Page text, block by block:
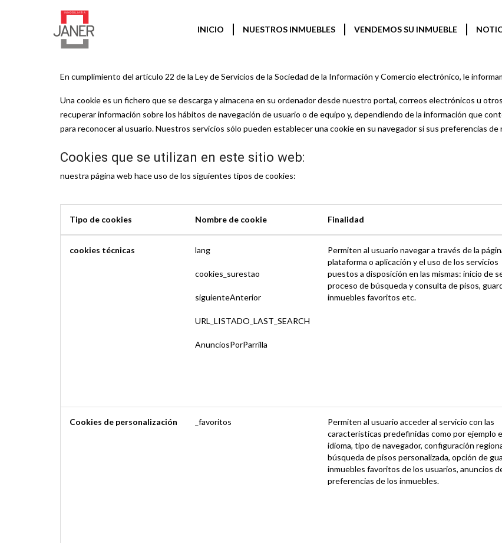
INICIO NUESTROS INMUEBLES VENDEMOS SU INMUEBLE
En cumplimiento del artículo 22 de la Ley de Servicios de la Sociedad de la Información y Comercio electrónico, le
Una cookie es un fichero que se descarga y almacena en su ordenador desde nuestro portal, correos electrónicos u
recuperar información sobre los hábitos de navegación de usuario o de equipo y, dependiendo de la información que
para reconocer al usuario. Nuestros servicios sólo pueden establecer una cookie en su navegador si sus preferencias
Cookies que se utilizan en este sitio web:
nuestra página web hace uso de los siguientes tipos de cookies:
Tipo de cookies Nombre de cookie Finalidad
cookies técnicas lang
cookies_surestao
siguienteAnterior
URL_LISTADO_LAST_SEARCH
AnunciosPorParrilla
Permiten al usuario navegar a través de la
plataforma o aplicación y el uso de los servicios
puestos a disposición en las mismas: inicio de
proceso de búsqueda y consulta de pisos,
inmuebles favoritos etc.
Cookies de personalización _favoritos
Permiten al usuario acceder al servicio con las
características predefinidas como por ejemplo
idioma, tipo de navegador, configuración
búsqueda de pisos personalizada, opción de
inmuebles favoritos de los usuarios, anuncios
preferencias de los inmuebles.